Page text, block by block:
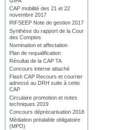
CAP mobilité des 21 et 22
novembre 2017
RIFSEEP Note de gestion 2017
Synthèse du rapport de la Cour
des Comptes
Nomination et affectation
Plan de requalification
Résultat de la CAP TA
Concours interne attaché
Flash CAP Recours et courrier
adressé au DRH suite à cette
CAP
Circulaire promotion et notes
techniques 2019
Concours déprécarisation 2018
Médiation préalable obligatoire
(MPO)